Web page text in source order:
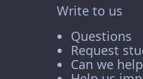
Write to us
Questions
Request
Can we